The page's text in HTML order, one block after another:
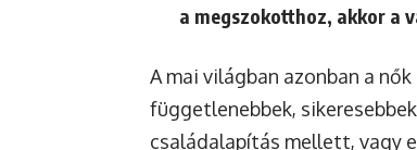
a megszokotthoz, akkor a
A mai világban azonban a
függetlenebbek,
családalapítás mellett, vagy